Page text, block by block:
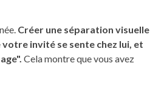
Créer une séparation visuelle
invité se sente chez lui, et
Cela montre que vous avez